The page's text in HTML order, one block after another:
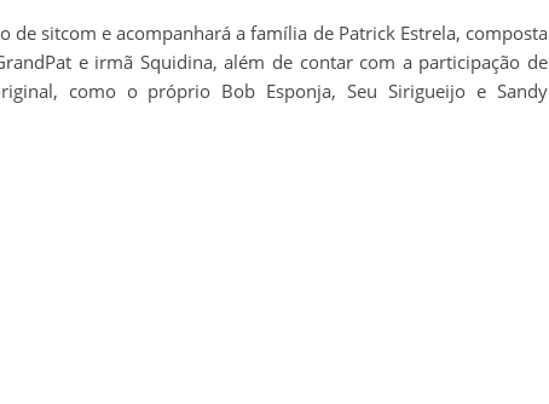
de sitcom e acompanhará a família de Patrick Estrela, composta
e irmã Squidina, além de contar com a participação de
como o próprio Bob Esponja, Seu Sirigueijo e Sandy